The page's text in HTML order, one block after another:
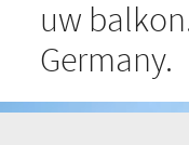
uw
Germany.